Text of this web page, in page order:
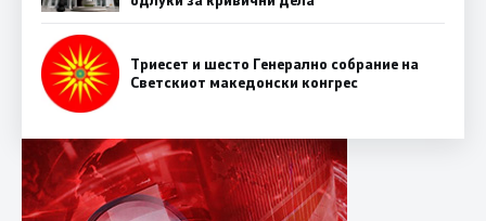
Триесет и шесто Генерално собрание на
Светскиот македонски конгрес